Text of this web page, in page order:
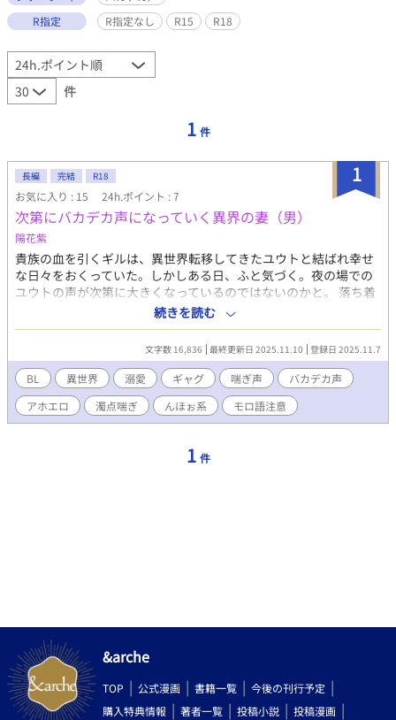
R指定
R指定なし R15 R18
件
1 件
1
長編 完結 R18
お気に入り : 15 24h.ポイント : 7
次第にバカデカ声になっていく異界の妻（男）
陽花紫
貴族の血を引くギルは、異世界転移してきたユウトと結ばれ幸せ
な日々をおくっていた。しかしある日、ふと気づく。夜の場での
ユウトの声が次第に大きくなっているのではないのかと。 落ち着
いたトーンではじまる、ただのアホエロです。 溺愛攻め×バカデ
カ声平凡受 ムーンライトノベルズにも掲載しています。
続きを読む
文字数 16,836 最終更新日 2025.11.10 登録日 2025.11.7
BL 異世界 溺愛 ギャグ 喘ぎ声
バカデカ声
アホエロ
濁点喘ぎ んほぉ系 モロ語注意
1 件
&arche
TOP 公式漫画 書籍一覧
今後の刊行予定
購入特典情報
著者一覧 投稿小説 投稿漫画